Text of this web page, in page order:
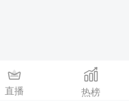
直播 热榜